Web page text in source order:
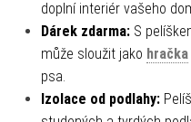
doplní interiér vašeho
Dárek zdarma: S
může sloužit jako hračka
psa.
Izolace od podlahy: